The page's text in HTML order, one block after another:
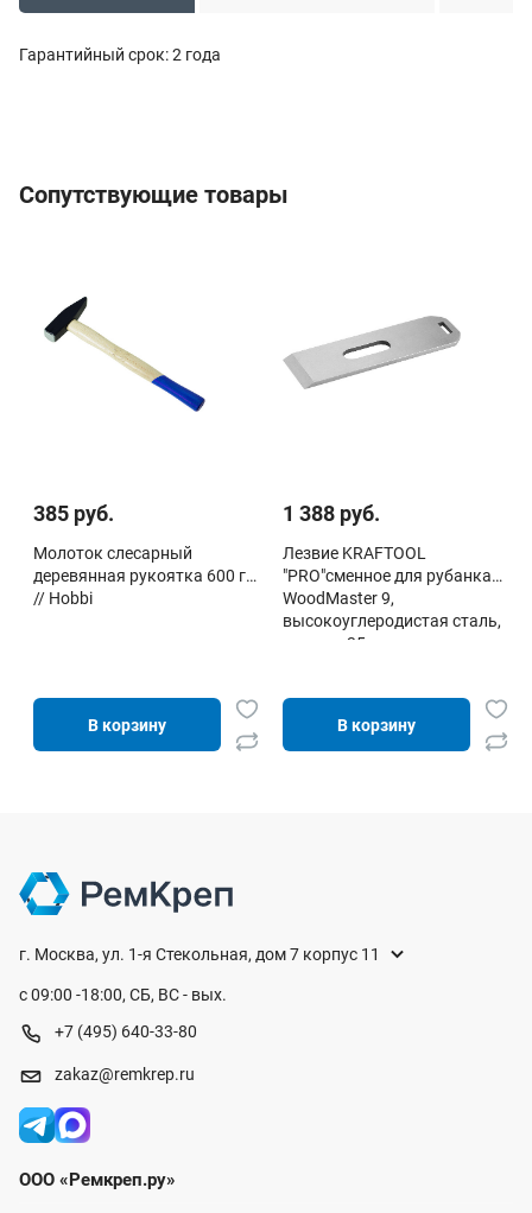
Гарантийный срок: 2 года
Сопутствующие товары
385 руб.
Молоток слесарный
деревянная рукоятка 600 гр
// Hobbi
В корзину
1 388 руб.
Лезвие KRAFTOOL
"PRO"сменное для рубанка
WoodMaster 9,
высокоуглеродистая сталь,
ширина 35мм, толщин
В корзину
г. Москва, ул. 1-я Стекольная, дом 7 корпус 11
с 09:00 -18:00, СБ, ВС - вых.
+7 (495) 640-33-80
zakaz@remkrep.ru
ООО «Ремкреп.ру»